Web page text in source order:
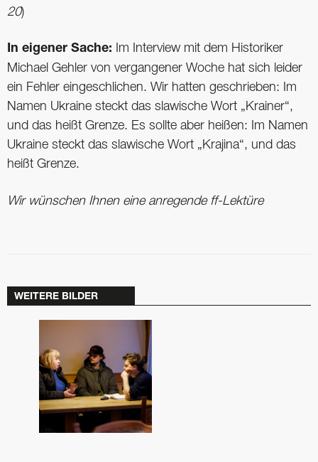
20)
In eigener Sache: Im Interview mit dem Historiker
Michael Gehler von vergangener Woche hat sich leider
ein Fehler eingeschlichen. Wir hatten geschrieben: Im
Namen Ukraine steckt das slawische Wort „Krainer“,
und das heißt Grenze. Es sollte aber heißen: Im Namen
Ukraine steckt das slawische Wort „Krajina“, und das
heißt Grenze.
Wir wünschen Ihnen eine anregende ff-Lektüre
WEITERE BILDER